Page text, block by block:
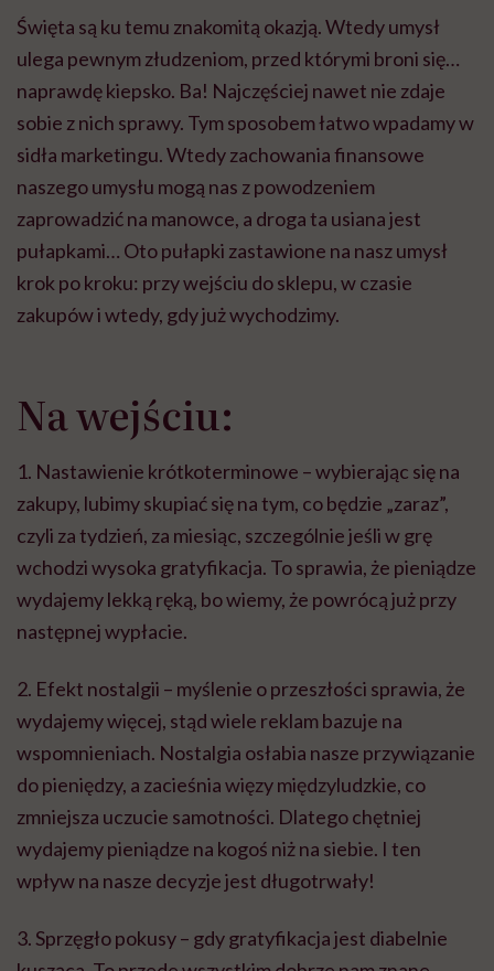
Święta są ku temu znakomitą okazją. Wtedy umysł
ulega pewnym złudzeniom, przed którymi broni się…
naprawdę kiepsko. Ba! Najczęściej nawet nie zdaje
sobie z nich sprawy. Tym sposobem łatwo wpadamy w
sidła marketingu. Wtedy zachowania finansowe
naszego umysłu mogą nas z powodzeniem
zaprowadzić na manowce, a droga ta usiana jest
pułapkami… Oto pułapki zastawione na nasz umysł
krok po kroku: przy wejściu do sklepu, w czasie
zakupów i wtedy, gdy już wychodzimy.
Na wejściu:
1. Nastawienie krótkoterminowe – wybierając się na
zakupy, lubimy skupiać się na tym, co będzie „zaraz”,
czyli za tydzień, za miesiąc, szczególnie jeśli w grę
wchodzi wysoka gratyfikacja. To sprawia, że pieniądze
wydajemy lekką ręką, bo wiemy, że powrócą już przy
następnej wypłacie.
2. Efekt nostalgii – myślenie o przeszłości sprawia, że
wydajemy więcej, stąd wiele reklam bazuje na
wspomnieniach. Nostalgia osłabia nasze przywiązanie
do pieniędzy, a zacieśnia więzy międzyludzkie, co
zmniejsza uczucie samotności. Dlatego chętniej
wydajemy pieniądze na kogoś niż na siebie. I ten
wpływ na nasze decyzje jest długotrwały!
3. Sprzęgło pokusy – gdy gratyfikacja jest diabelnie